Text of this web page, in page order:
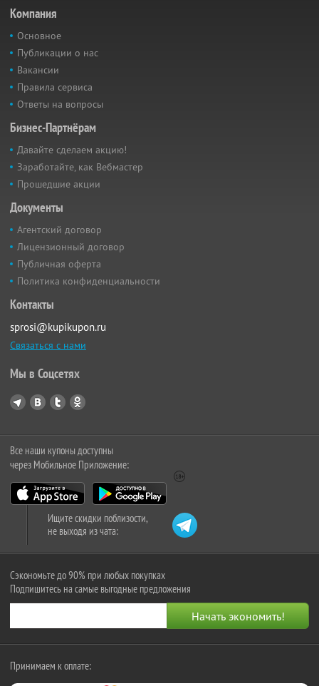
Компания
Основное
Публикации о нас
Вакансии
Правила сервиса
Ответы на вопросы
Бизнес-Партнёрам
Давайте сделаем акцию!
Заработайте, как Вебмастер
Прошедшие акции
Документы
Агентский договор
Лицензионный договор
Публичная оферта
Политика конфиденциальности
Контакты
sprosi@kupikupon.ru
Связаться с нами
Мы в Соцсетях
Все наши купоны доступны
через Мобильное Приложение:
Ищите скидки поблизости,
не выходя из чата:
Сэкономьте до 90% при любых покупках
Подпишитесь на самые выгодные предложения
Принимаем к оплате: